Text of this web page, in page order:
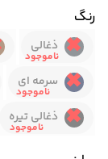
رنگ
ذغالی
سرمه ای
ذغالی تیره